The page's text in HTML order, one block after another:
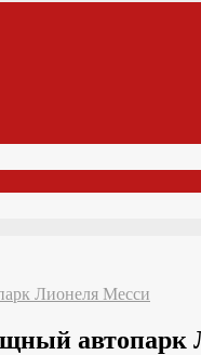
Лионеля Месси
автопарк